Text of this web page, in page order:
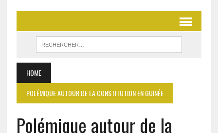
HOME
POLÉMIQUE AUTOUR DE LA CONSTITUTION EN GUINÉE
Polémique autour de la